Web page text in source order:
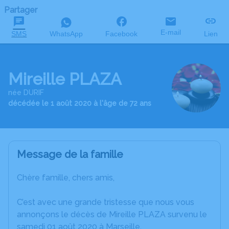
Partager
SMS WhatsApp Facebook E-mail Lien
Mireille PLAZA
née DURIF
décédée le 1 août 2020 à l'âge de 72 ans
Message de la famille
Chère famille, chers amis,
C’est avec une grande tristesse que nous vous
annonçons le décès de Mireille PLAZA survenu le
samedi 01 août 2020 à Marseille.